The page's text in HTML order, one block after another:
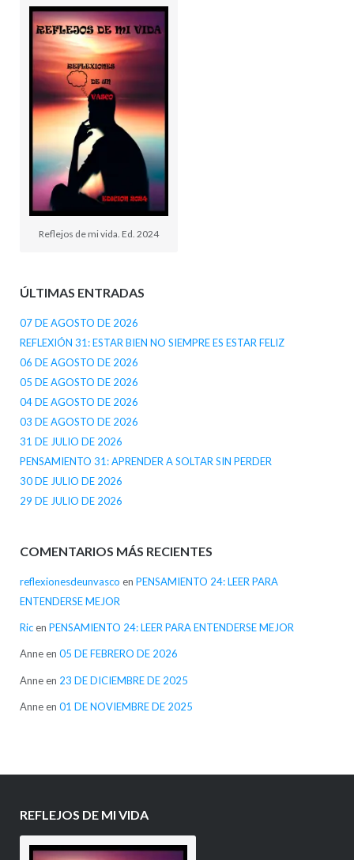
Reflejos de mi vida. Ed. 2024
ÚLTIMAS ENTRADAS
07 DE AGOSTO DE 2026
REFLEXIÓN 31: ESTAR BIEN NO SIEMPRE ES ESTAR FELIZ
06 DE AGOSTO DE 2026
05 DE AGOSTO DE 2026
04 DE AGOSTO DE 2026
03 DE AGOSTO DE 2026
31 DE JULIO DE 2026
PENSAMIENTO 31: APRENDER A SOLTAR SIN PERDER
30 DE JULIO DE 2026
29 DE JULIO DE 2026
COMENTARIOS MÁS RECIENTES
reflexionesdeunvasco en PENSAMIENTO 24: LEER PARA
ENTENDERSE MEJOR
Ricen PENSAMIENTO 24: LEER PARA ENTENDERSE MEJOR
Anneen 05 DE FEBRERO DE 2026
Anneen 23 DE DICIEMBRE DE 2025
Anneen 01 DE NOVIEMBRE DE 2025
REFLEJOS DE MI VIDA